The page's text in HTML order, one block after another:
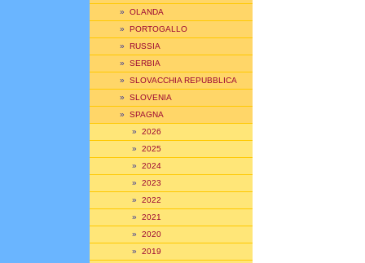
» OLANDA
» PORTOGALLO
» RUSSIA
» SERBIA
» SLOVACCHIA REPUBBLICA
» SLOVENIA
» SPAGNA
» 2026
» 2025
» 2024
» 2023
» 2022
» 2021
» 2020
» 2019